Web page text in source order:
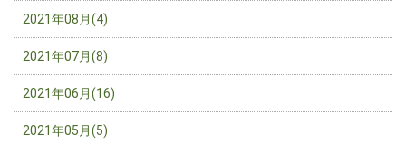
2021年08月(4)
2021年07月(8)
2021年06月(16)
2021年05月(5)